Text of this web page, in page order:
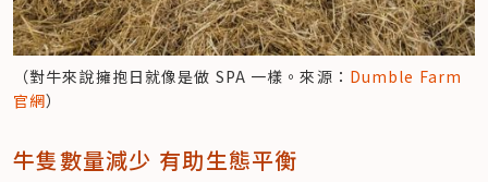
（對牛來說擁抱日就像是做 SPA 一樣。來源： Dumble Farm
官網）
牛隻數量減少 有助生態平衡